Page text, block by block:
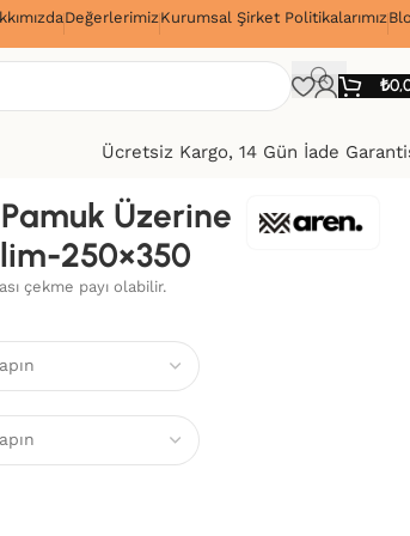
DeğerlerimizKurumsal Şirket Politikalarımız
₺
Ücretsiz Kargo, 14 Gün İade
Üzerine
250×350
çekme payı olabilir.